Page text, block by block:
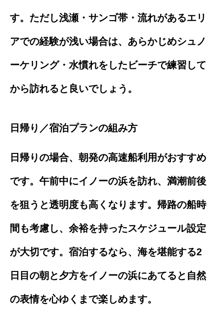
す。ただし浅瀬・サンゴ帯・流れがあるエリ
アでの経験が浅い場合は、あらかじめシュノ
ーケリング・水慣れをしたビーチで練習して
から訪れると良いでしょう。
日帰り／宿泊プランの組み方
日帰りの場合、朝発の高速船利用がおすすめ
です。午前中にイノーの浜を訪れ、満潮前後
を狙うと透明度も高くなります。帰路の船時
間も考慮し、余裕を持ったスケジュール設定
が大切です。宿泊するなら、海を堪能する2
日目の朝と夕方をイノーの浜にあてると自然
の表情を心ゆくまで楽しめます。